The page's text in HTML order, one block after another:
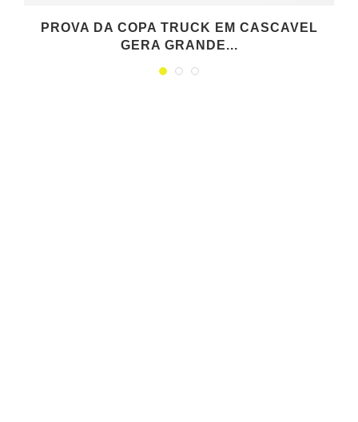
PROVA DA COPA TRUCK EM CASCAVEL
GERA GRANDE...